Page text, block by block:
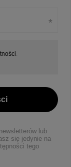
lub
się jedynie na
tego